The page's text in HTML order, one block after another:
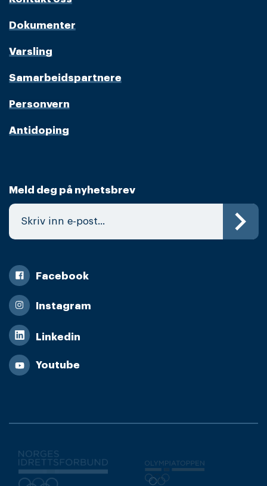
Dokumenter
Varsling
Samarbeidspartnere
Personvern
Antidoping
Meld deg på nyhetsbrev
Facebook
Instagram
Linkedin
Youtube